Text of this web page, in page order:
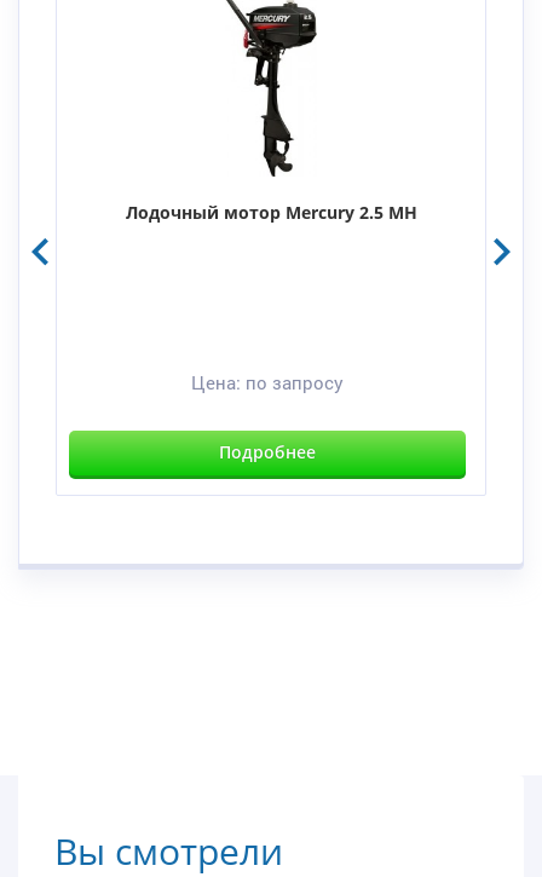
Лодочный мотор Mercury 2.5 MH
Цена: по запросу
Подробнее
Вы смотрели